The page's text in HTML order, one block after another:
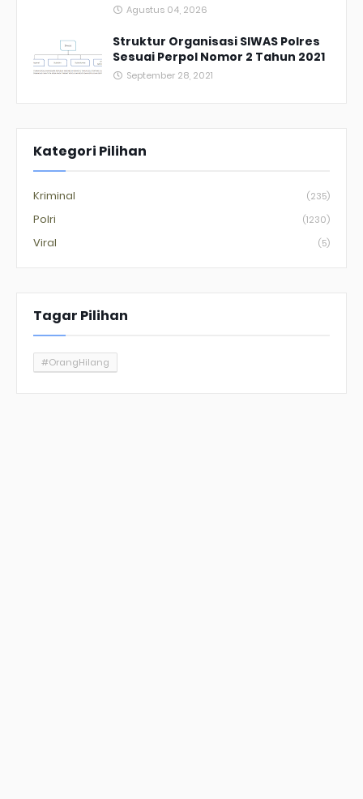
Agustus 04, 2026
Struktur Organisasi SIWAS Polres
Sesuai Perpol Nomor 2 Tahun 2021
September 28, 2021
Kategori Pilihan
Kriminal (235)
Polri (1230)
Viral (5)
Tagar Pilihan
#OrangHilang